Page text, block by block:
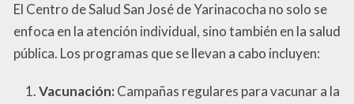
El Centro de Salud San José de Yarinacocha no solo se
enfoca en la atención individual, sino también en la salud
pública. Los programas que se llevan a cabo incluyen:
Vacunación: Campañas regulares para vacunar a la